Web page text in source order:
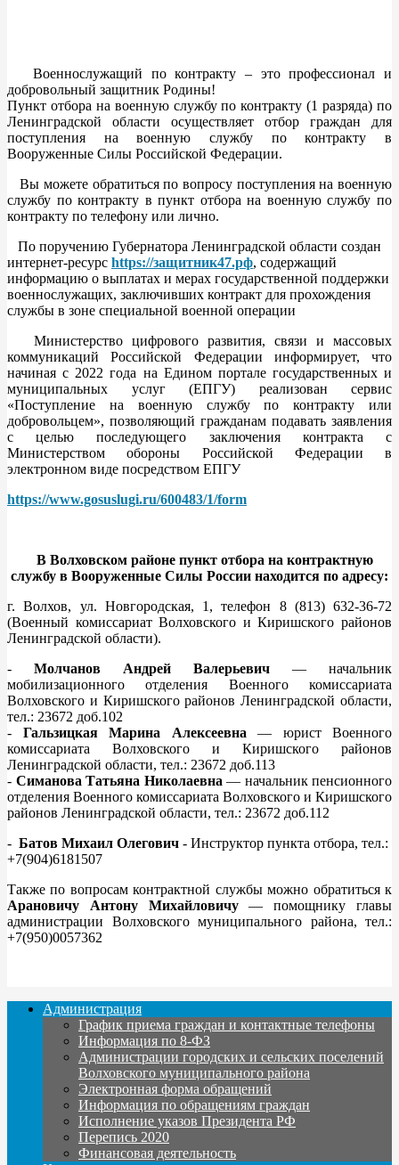
Военнослужащий по контракту – это профессионал и
добровольный защитник Родины!
Пункт отбора на военную службу по контракту (1 разряда) по
Ленинградской области осуществляет отбор граждан для
поступления на военную службу по контракту в
Вооруженные Силы Российской Федерации.
Вы можете обратиться по вопросу поступления на военную
службу по контракту в пункт отбора на военную службу по
контракту по телефону или лично.
По поручению Губернатора Ленинградской области создан
интернет-ресурс https://защитник47.рф, содержащий
информацию о выплатах и мерах государственной поддержки
военнослужащих, заключивших контракт для прохождения
службы в зоне специальной военной операции
Министерство цифрового развития, связи и массовых
коммуникаций Российской Федерации информирует, что
начиная с 2022 года на Едином портале государственных и
муниципальных услуг (ЕПГУ) реализован сервис
«Поступление на военную службу по контракту или
добровольцем», позволяющий гражданам подавать заявления
с целью последующего заключения контракта с
Министерством обороны Российской Федерации в
электронном виде посредством ЕПГУ
https://www.gosuslugi.ru/600483/1/form
В Волховском районе пункт отбора на контрактную
службу в Вооруженные Силы России находится по адресу:
г. Волхов, ул. Новгородская, 1, телефон 8 (813) 632-36-72
(Военный комиссариат Волховского и Киришского районов
Ленинградской области).
- Молчанов Андрей Валерьевич — начальник
мобилизационного отделения Военного комиссариата
Волховского и Киришского районов Ленинградской области,
тел.: 23672 доб.102
- Гальзицкая Марина Алексеевна — юрист Военного
комиссариата Волховского и Киришского районов
Ленинградской области, тел.: 23672 доб.113
- Симанова Татьяна Николаевна — начальник пенсионного
отделения Военного комиссариата Волховского и Киришского
районов Ленинградской области, тел.: 23672 доб.112
- Батов Михаил Олегович - Инструктор пункта отбора, тел.:
+7(904)6181507
Также по вопросам контрактной службы можно обратиться к
Арановичу Антону Михайловичу— помощнику главы
администрации Волховского муниципального района, тел.:
+7(950)0057362
Администрация
График приема граждан и контактные телефоны
Информация по 8-ФЗ
Администрации городских и сельских поселений
Волховского муниципального района
Электронная форма обращений
Информация по обращениям граждан
Исполнение указов Президента РФ
Перепись 2020
Финансовая деятельность